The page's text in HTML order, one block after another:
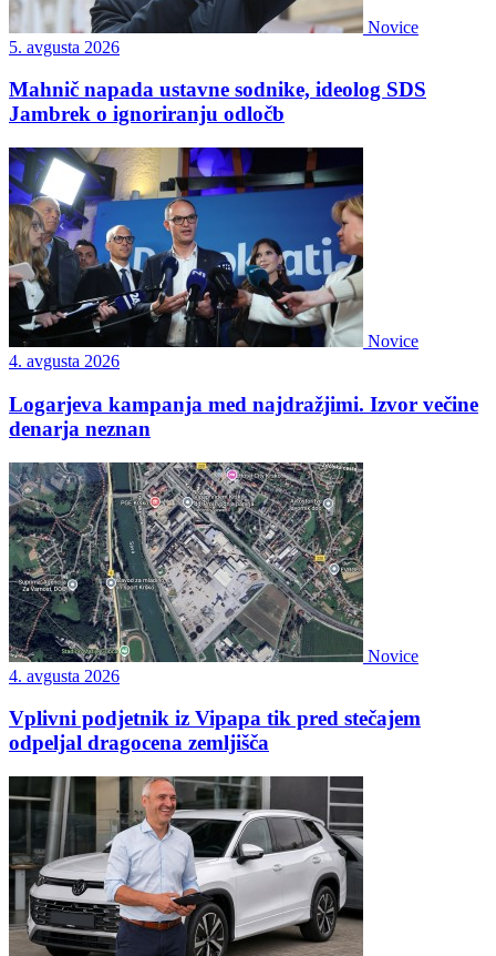
Novice
5. avgusta 2026
Mahnič napada ustavne sodnike, ideolog SDS
Jambrek o ignoriranju odločb
Novice
4. avgusta 2026
Logarjeva kampanja med najdražjimi. Izvor večine
denarja neznan
Novice
4. avgusta 2026
Vplivni podjetnik iz Vipapa tik pred stečajem
odpeljal dragocena zemljišča